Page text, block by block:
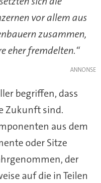
vor allem aus
zusammen,
eher fremdelten.“
begriffen, dass
Zukunft sind.
aus dem
oder Sitze
der
auf die in Teilen